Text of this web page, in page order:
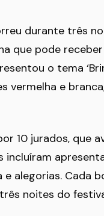
durante três
que pode
o tema
vermelha e
10 jurados, que
incluíram
alegorias. Cada
noites do